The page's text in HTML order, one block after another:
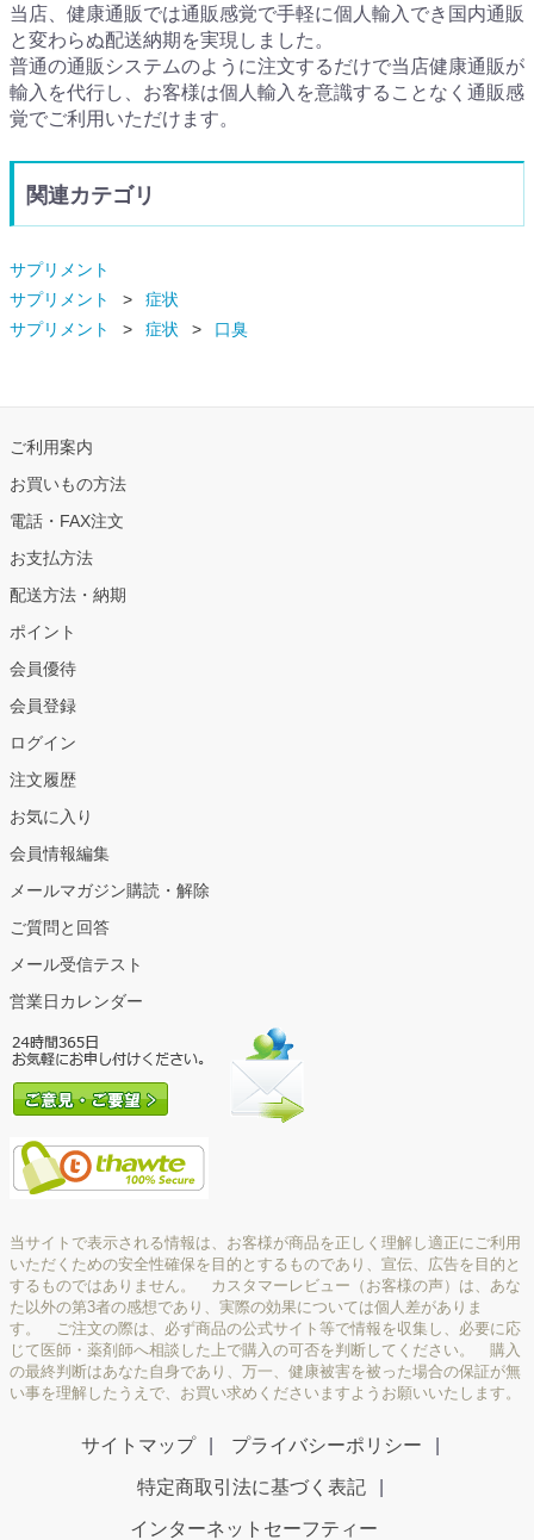
当店、健康通販では通販感覚で手軽に個人輸入でき国内通販
と変わらぬ配送納期を実現しました。
普通の通販システムのように注文するだけで当店健康通販が
輸入を代行し、お客様は個人輸入を意識することなく通販感
覚でご利用いただけます。
関連カテゴリ
サプリメント
サプリメント
症状
サプリメント
症状 口臭
ご利用案内
お買いもの方法
電話・FAX注文
お支払方法
配送方法・納期
ポイント
会員優待
会員登録
ログイン
注文履歴
お気に入り
会員情報編集
メールマガジン購読・解除
ご質問と回答
メール受信テスト
営業日カレンダー
当サイトで表示される情報は、お客様が商品を正しく理解し適正にご利用
いただくための安全性確保を目的とするものであり、宣伝、広告を目的と
するものではありません。 カスタマーレビュー（お客様の声）は、あな
た以外の第3者の感想であり、実際の効果については個人差がありま
す。 ご注文の際は、必ず商品の公式サイト等で情報を収集し、必要に応
じて医師・薬剤師へ相談した上で購入の可否を判断してください。 購入
の最終判断はあなた自身であり、万一、健康被害を被った場合の保証が無
い事を理解したうえで、お買い求めくださいますようお願いいたします。
サイトマップ プライバシーポリシー
特定商取引法に基づく表記
インターネットセーフティー